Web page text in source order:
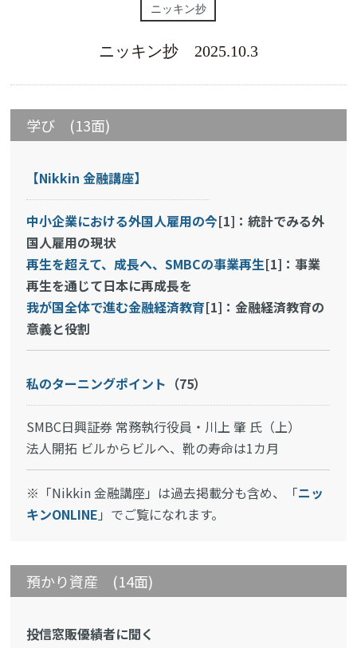
ニッキン抄
ニッキン抄 2025.10.3
学び (13面)
【Nikkin 金融講座】
中小企業における外国人雇用の今[1]：統計でみる外
国人雇用の現状
再生を超えて、成長へ、SMBCの事業再生[1]：事業
再生を通じて日本に再成長を
我が国全体で進む金融経済教育[1]：金融経済教育の
意義と役割
私のターニングポイント （75）
SMBC日興証券 常務執行役員・川上 肇 氏（上）
法人開拓 ビルからビルへ、靴の寿命は1カ月
※「Nikkin 金融講座」は過去掲載分も含め、「ニッ
キンONLINE 」でご覧になれます。
預かり資産 (14面)
投信窓販優績者に聞く